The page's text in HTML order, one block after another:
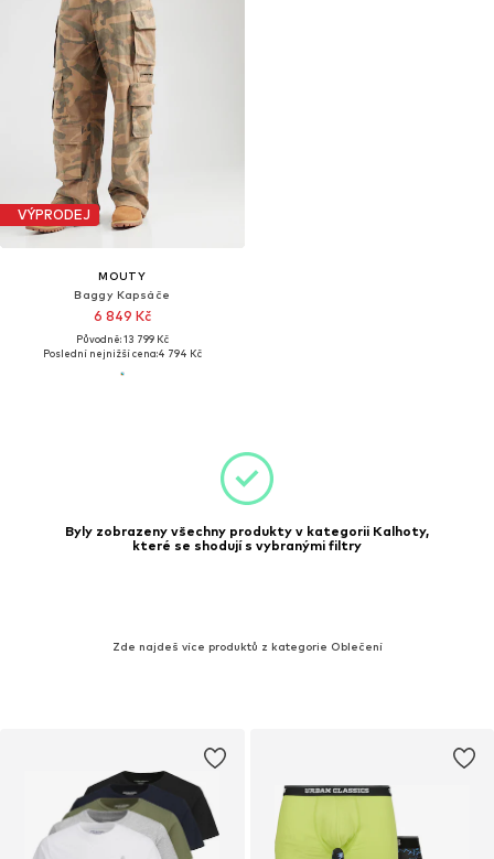
VÝPRODEJ
MOUTY
Baggy Kapsáče
6 849 Kč
Původně: 13 799 Kč
Poslední nejnižší cena:4 794 Kč
Byly zobrazeny všechny produkty v kategorii Kalhoty,
které se shodují s vybranými filtry
Zde najdeš více produktů z kategorie Oblečení